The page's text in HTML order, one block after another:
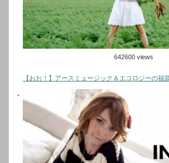
642600 views
【おお！】アースミュージック＆エコロジーの福